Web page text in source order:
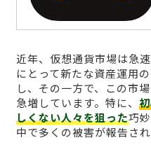
近年、仮想通貨市場は急
にとって新たな資産運用
し、その一方で、この市
急増しています。特に、
しくない人々を狙った巧
中で多くの被害が報告され